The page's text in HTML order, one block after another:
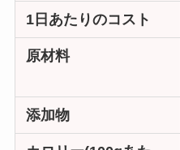
1日あたりのコスト
原材料
添加物